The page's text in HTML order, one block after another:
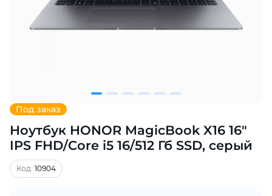
Под заказ
Ноутбук HONOR MagicBook X16 16"
IPS FHD/Core i5 16/512 Гб SSD, серый
Код: 10904
Добавляйте товары
% картой любого банка
Получайте товар
выбранный способом